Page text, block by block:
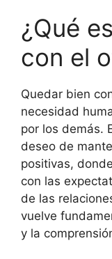
¿Qué
con el
Quedar bien
necesidad
por los demás.
deseo de
positivas,
con las
de las
vuelve
y la